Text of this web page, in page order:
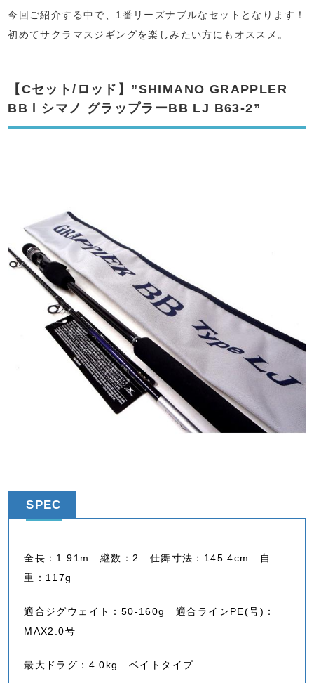
今回ご紹介する中で、1番リーズナブルなセットとなります！
初めてサクラマスジギングを楽しみたい方にもオススメ。
【Cセット/ロッド】”SHIMANO GRAPPLER
BB l シマノ グラップラーBB LJ B63-2”
SPEC
全長：1.91m 継数：2 仕舞寸法：145.4cm 自
重：117g
適合ジグウェイト：50-160g 適合ラインPE(号)：
MAX2.0号
最大ドラグ：4.0kg ベイトタイプ